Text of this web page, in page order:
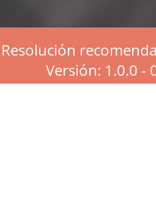
Resolución
Versión: 1.0.0 -